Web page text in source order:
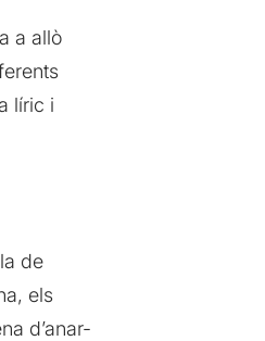
a allò
líric i
de
els
d’anar-